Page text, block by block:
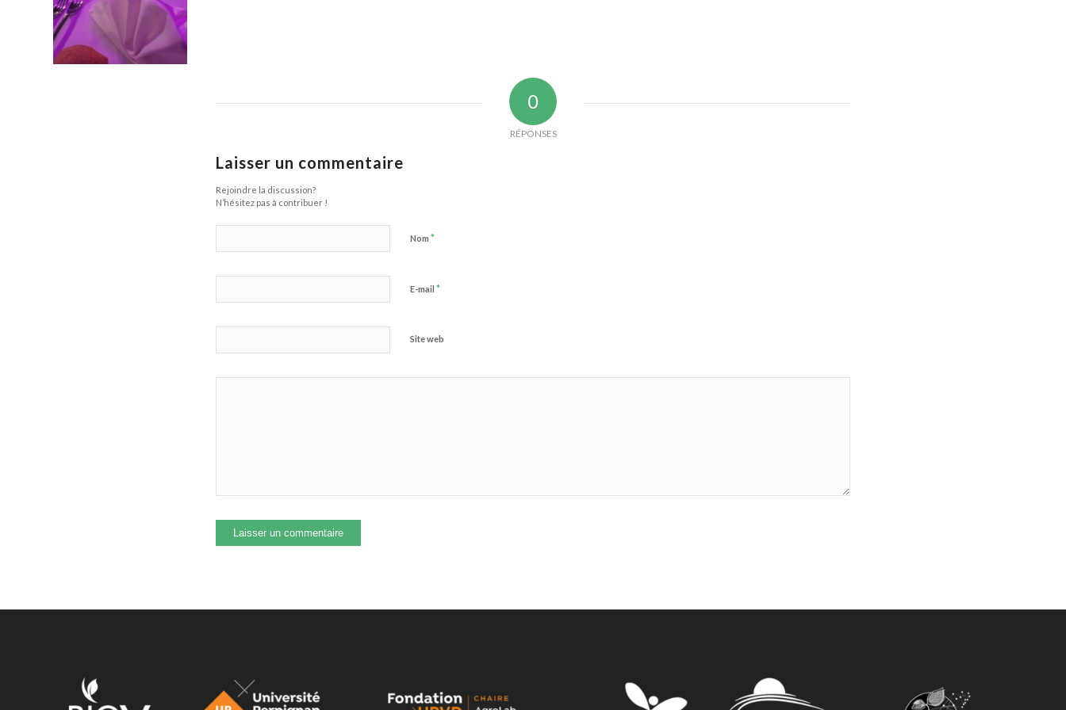
0
RÉPONSES
Laisser un commentaire
Rejoindre la discussion?
N’hésitez pas à contribuer !
Nom *
E-mail *
Site web